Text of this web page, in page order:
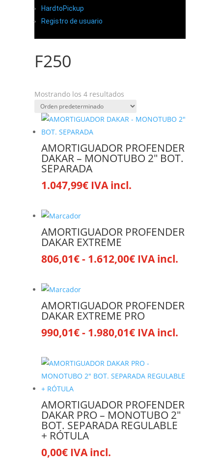
HardtoPickup
Registro de usuario
F250
Mostrando los 4 resultados
AMORTIGUADOR PROFENDER
DAKAR – MONOTUBO 2″ BOT.
SEPARADA
1.047,99€ IVA incl.
variantes.
opciones
en
página
producto
AMORTIGUADOR PROFENDER
DAKAR EXTREME
806,01€- 1.612,00€Rango
806,01€
hasta
1.612,00€
IVA incl.
variantes.
opciones
elegir
página
AMORTIGUADOR PROFENDER
DAKAR EXTREME PRO
990,01€- 1.980,01€Rango
precios:
desde
990,01€
1.980,01€
IVA incl.
opciones
AMORTIGUADOR PROFENDER
DAKAR PRO – MONOTUBO 2″
BOT. SEPARADA REGULABLE
+ RÓTULA
0,00€ IVA incl.